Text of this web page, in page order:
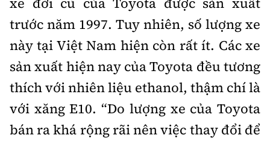
trước năm 1997. Tuy nhiên, số lượng xe
này tại Việt Nam hiện còn rất ít. Các xe
sản xuất hiện nay của Toyota đều tương
thích với nhiên liệu ethanol, thậm chí là
với xăng E10. “Do lượng xe của Toyota
bán ra khá rộng rãi nên việc thay đổi để